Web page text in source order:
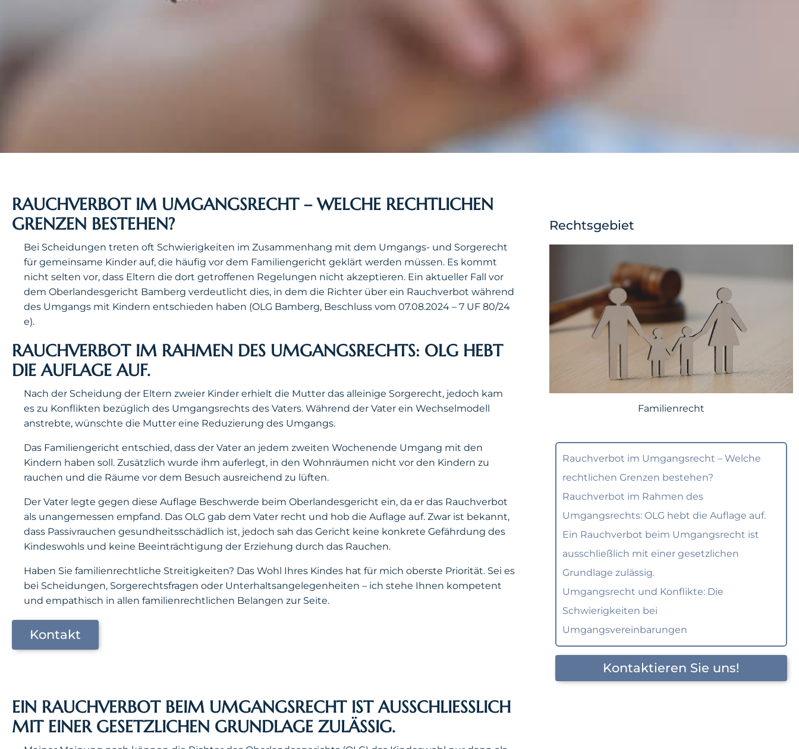
RAUCHVERBOT IM UMGANGSRECHT – WELCHE RECHTLICHEN
GRENZEN BESTEHEN?
Bei Scheidungen treten oft Schwierigkeiten im Zusammenhang mit dem Umgangs- und Sorgerecht
für gemeinsame Kinder auf, die häufig vor dem Familiengericht geklärt werden müssen. Es kommt
nicht selten vor, dass Eltern die dort getroffenen Regelungen nicht akzeptieren. Ein aktueller Fall vor
dem Oberlandesgericht Bamberg verdeutlicht dies, in dem die Richter über ein Rauchverbot während
des Umgangs mit Kindern entschieden haben (OLG Bamberg, Beschluss vom 07.08.2024 – 7 UF 80/24
e).
RAUCHVERBOT IM RAHMEN DES UMGANGSRECHTS: OLG HEBT
DIE AUFLAGE AUF.
Nach der Scheidung der Eltern zweier Kinder erhielt die Mutter das alleinige Sorgerecht, jedoch kam
es zu Konflikten bezüglich des Umgangsrechts des Vaters. Während der Vater ein Wechselmodell
anstrebte, wünschte die Mutter eine Reduzierung des Umgangs.
Das Familiengericht entschied, dass der Vater an jedem zweiten Wochenende Umgang mit den
Kindern haben soll. Zusätzlich wurde ihm auferlegt, in den Wohnräumen nicht vor den Kindern zu
rauchen und die Räume vor dem Besuch ausreichend zu lüften.
Der Vater legte gegen diese Auflage Beschwerde beim Oberlandesgericht ein, da er das Rauchverbot
als unangemessen empfand. Das OLG gab dem Vater recht und hob die Auflage auf. Zwar ist bekannt,
dass Passivrauchen gesundheitsschädlich ist, jedoch sah das Gericht keine konkrete Gefährdung des
Kindeswohls und keine Beeinträchtigung der Erziehung durch das Rauchen.
Haben Sie familienrechtliche Streitigkeiten? Das Wohl Ihres Kindes hat für mich oberste Priorität. Sei es
bei Scheidungen, Sorgerechtsfragen oder Unterhaltsangelegenheiten – ich stehe Ihnen kompetent
und empathisch in allen familienrechtlichen Belangen zur Seite.
Kontakt
EIN RAUCHVERBOT BEIM UMGANGSRECHT IST AUSSCHLIESSLICH M
IT EINER GESETZLICHEN GRUNDLAGE ZULÄSSIG.
Rechtsgebiet
Familienrecht
Rauchverbot im Umgangsrecht – Welche
rechtlichen Grenzen bestehen?
Rauchverbot im Rahmen des
Umgangsrechts: OLG hebt die Auflage auf.
Ein Rauchverbot beim Umgangsrecht ist
ausschließlich mit einer gesetzlichen
Grundlage zulässig.
Umgangsrecht und Konflikte: Die
Schwierigkeiten bei
Umgangsvereinbarungen
Kontaktieren Sie uns!